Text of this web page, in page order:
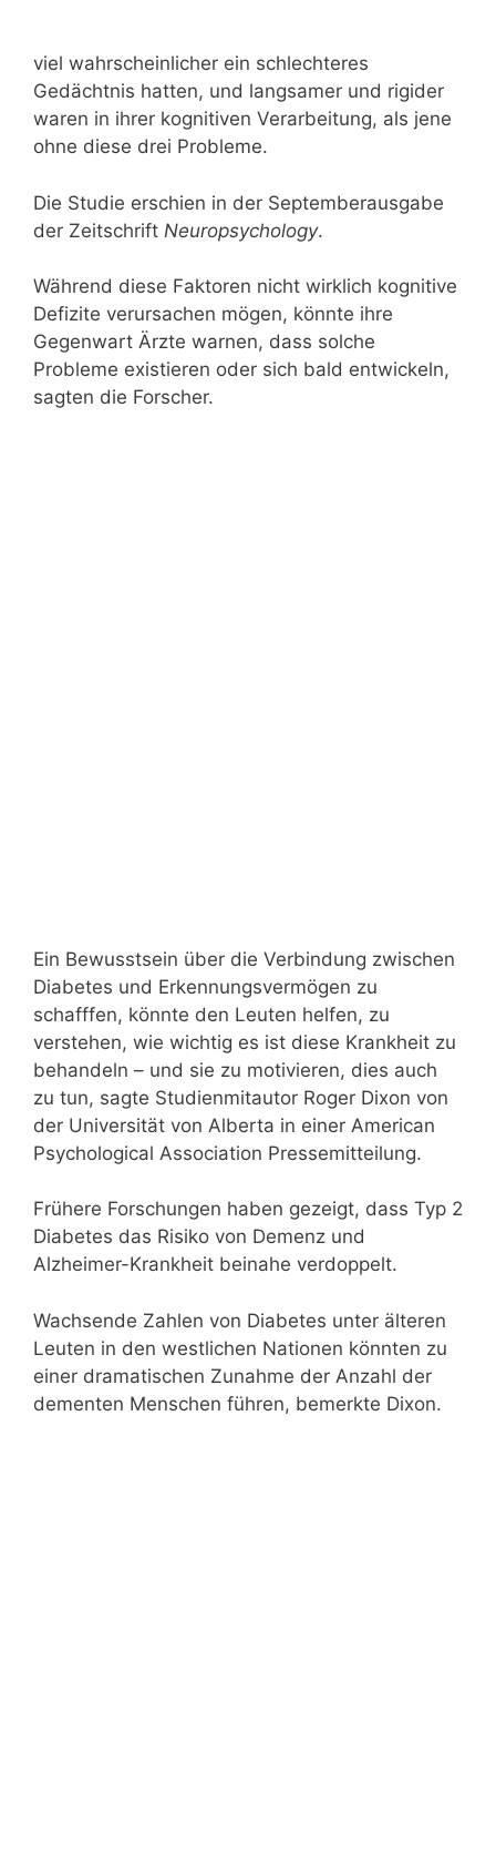
viel wahrscheinlicher ein schlechteres
Gedächtnis hatten, und langsamer und rigider
waren in ihrer kognitiven Verarbeitung, als jene
ohne diese drei Probleme.
Die Studie erschien in der Septemberausgabe
der Zeitschrift Neuropsychology.
Während diese Faktoren nicht wirklich kognitive
Defizite verursachen mögen, könnte ihre
Gegenwart Ärzte warnen, dass solche
Probleme existieren oder sich bald entwickeln,
sagten die Forscher.
Ein Bewusstsein über die Verbindung zwischen
Diabetes und Erkennungsvermögen zu
schafffen, könnte den Leuten helfen, zu
verstehen, wie wichtig es ist diese Krankheit zu
behandeln – und sie zu motivieren, dies auch
zu tun, sagte Studienmitautor Roger Dixon von
der Universität von Alberta in einer American
Psychological Association Pressemitteilung.
Frühere Forschungen haben gezeigt, dass Typ 2
Diabetes das Risiko von Demenz und
Alzheimer-Krankheit beinahe verdoppelt.
Wachsende Zahlen von Diabetes unter älteren
Leuten in den westlichen Nationen könnten zu
einer dramatischen Zunahme der Anzahl der
dementen Menschen führen, bemerkte Dixon.